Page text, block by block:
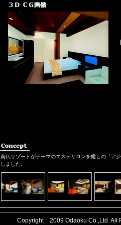
南仏リゾートがテーマのエステサロンを癒しの「ア
しました。
Copyright 2009 Odaoku Co.,Ltd.All